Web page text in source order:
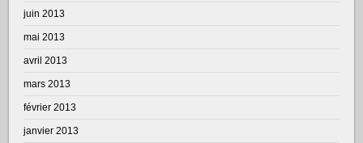
juin 2013
mai 2013
avril 2013
mars 2013
février 2013
janvier 2013